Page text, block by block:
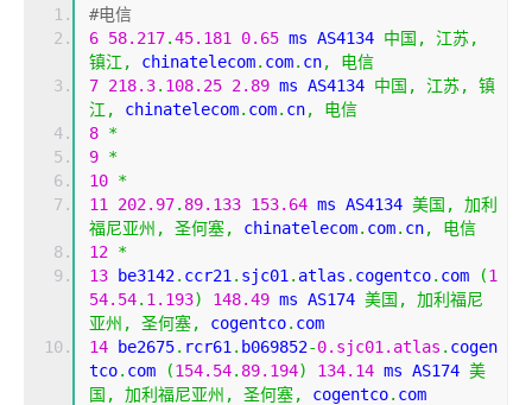
#电信
6 58.217.45.181 0.65 ms AS4134 中国,
江苏,
镇江,
chinatelecom. com. cn,
电信
7 218.3. 108.25 2.89 ms AS4134 中国, 江苏,
镇
江,
chinatelecom. com. cn,
电信
8 *
9 *
10 *
11
202.97. 89.133 153.64 ms AS4134 美国,
加利
福尼亚州,
圣何塞, chinatelecom. com. cn,
电信
12 *
13 be3142. ccr21 . sjc01 . atlas . cogentco. com (1
54.54. 1.193) 148.49 ms AS174 美国,
加利福尼
亚州,
圣何塞, cogentco. com
14 be2675. rcr61 . b069852-0.sjc01.atlas . cogen
tco. com (154.54. 89.194) 134.14 ms AS174 美
国,
加利福尼亚州, 圣何塞, cogentco. com